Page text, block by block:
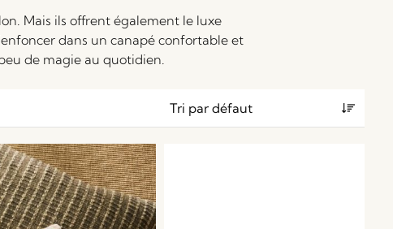
Mais ils offrent également le luxe
dans un canapé confortable et
de magie au quotidien.